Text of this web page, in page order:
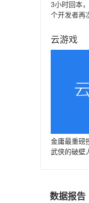
3小时回本
个开发者再
云游戏
金庸最重磅
武侠的破壁
数据报告